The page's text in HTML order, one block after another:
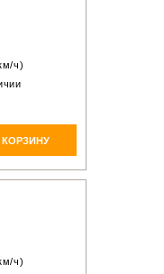
ч)
КОРЗИНУ
ч)